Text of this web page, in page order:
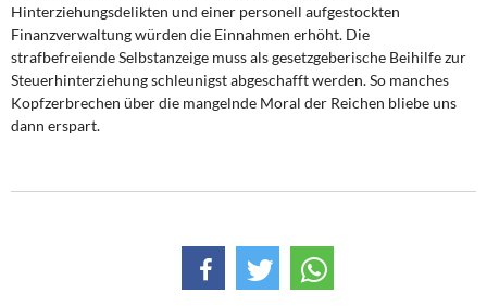
Hinterziehungsdelikten und einer personell aufgestockten
Finanzverwaltung würden die Einnahmen erhöht. Die
strafbefreiende Selbstanzeige muss als gesetzgeberische Beihilfe zur
Steuerhinterziehung schleunigst abgeschafft werden. So manches
Kopfzerbrechen über die mangelnde Moral der Reichen bliebe uns
dann erspart.